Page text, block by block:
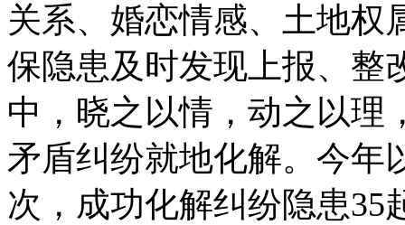
关系、婚恋情感、土地权
保隐患及时发现上报、整
中，晓之以情，动之以理
矛盾纠纷就地化解。今年
次，成功化解纠纷隐患35